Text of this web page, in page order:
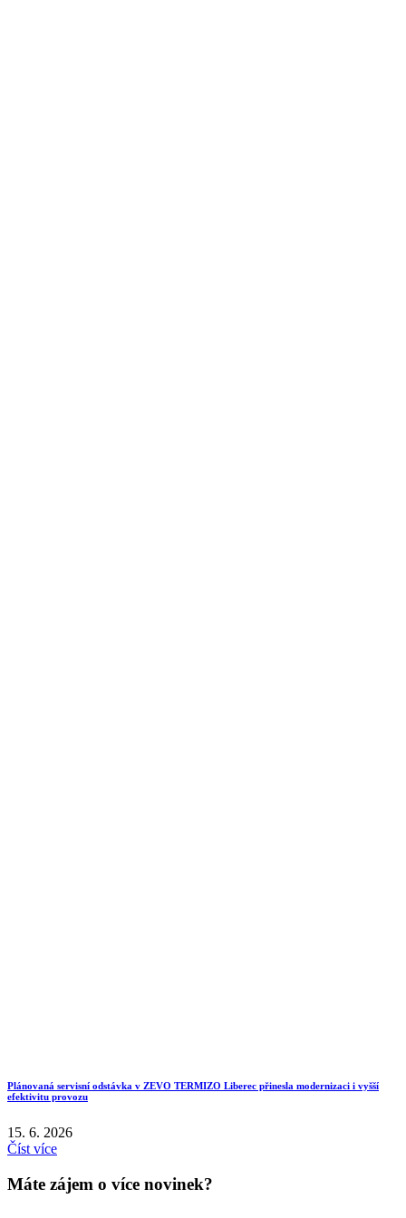
Plánovaná servisní odstávka v ZEVO TERMIZO Liberec přinesla modernizaci i vyšší
efektivitu provozu
15. 6. 2026
Číst více
Máte zájem o více novinek?